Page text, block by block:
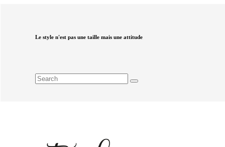
Le style n'est pas une taille mais une attitude